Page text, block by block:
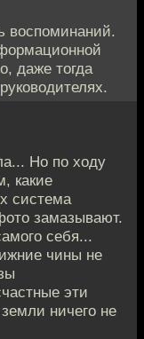
воспоминаний.
даже тогда
Но по ходу
какие
система
замазывают.
себя...
чины не
эти
ничего не